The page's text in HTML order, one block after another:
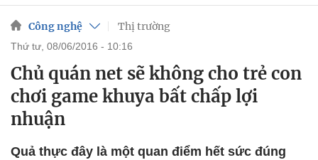
Công nghệ Thị trường
thứ tư, 08/06/2016 - 10:16
Chủ quán net sẽ không cho trẻ con
chơi game khuya bất chấp lợi
nhuận
Quả thực đây là một quan điểm hết sức đúng